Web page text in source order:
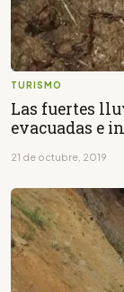
TURISMO
Las fuertes
evacuadas e
21 de octubre, 2019